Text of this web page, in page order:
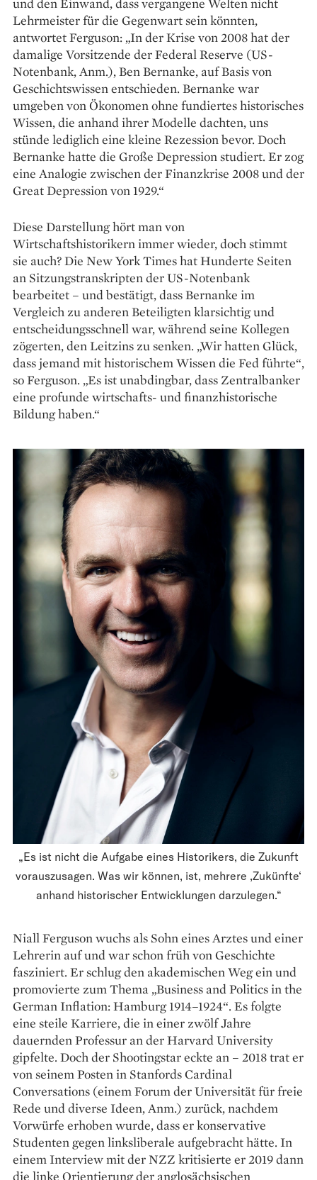
Lehrmeister für die Gegenwart sein könnten,
antwortet Ferguson: „In der Krise von 2008 hat der
damalige Vorsitzende der Federal Reserve (US-
Notenbank, Anm.), Ben Bernanke, auf Basis von
Geschichtswissen entschieden. Bernanke war
umgeben von Ökonomen ohne fundiertes historisches
Wissen, die anhand ihrer Modelle dachten, uns
stünde lediglich eine kleine Rezession bevor. Doch
Bernanke hatte die Große Depression studiert. Er zog
eine Analogie zwischen der Finanzkrise 2008 und der
Great Depression von 1929.“
Diese Darstellung hört man von
Wirtschaftshistorikern immer wieder, doch stimmt
sie auch? Die New York Times hat Hunderte Seiten
an Sitzungstranskripten der US-Notenbank
bearbeitet – und bestätigt, dass Bernanke im
Vergleich zu anderen Beteiligten klarsichtig und
entscheidungsschnell war, während seine Kollegen
zögerten, den Leitzins zu senken. „Wir hatten Glück,
dass jemand mit historischem Wissen die Fed führte“,
so Ferguson. „Es ist unabdingbar, dass Zentral­banker
eine profunde wirtschafts- und finanzhistorische
Bildung haben.“
„Es ist nicht die Aufgabe eines Historikers, die Zukunft
vorauszusagen. Was wir können, ist, mehrere ‚Zukünfte‘
anhand historischer Entwicklungen darzulegen.“
Niall Ferguson wuchs als Sohn eines Arztes und einer
Lehrerin auf und war schon früh von Geschichte
fasziniert. Er schlug den akademischen Weg ein und
promovierte zum Thema „Business and Politics in the
German Inflation: Hamburg 1914–1924“. Es folgte
eine steile Karriere, die in einer zwölf Jahre
dauernden Professur an der Harvard University
gipfelte. Doch der Shootingstar eckte an – 2018 trat er
von seinem Posten in Stanfords Cardinal
Conversations (einem Forum der Universität für freie
Rede und diverse Ideen, Anm.) zurück, nachdem
Vorwürfe erhoben wurde, dass er konservative
Studenten gegen linksliberale aufgebracht hätte. In
einem Interview mit der NZZ kritisierte er 2019 dann
die linke Orientierung der anglosächsischen